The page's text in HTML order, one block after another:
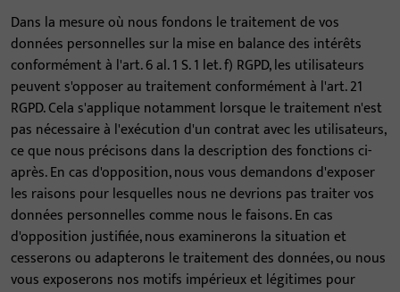
Dans la mesure où nous fondons le traitement de vos
données personnelles sur la mise en balance des intérêts
conformément à l'art. 6 al. 1 S. 1 let. f) RGPD, les utilisateurs
peuvent s'opposer au traitement conformément à l'art. 21
RGPD. Cela s'applique notamment lorsque le traitement n'est
pas nécessaire à l'exécution d'un contrat avec les utilisateurs,
ce que nous précisons dans la description des fonctions ci-
après. En cas d'opposition, nous vous demandons d'exposer
les raisons pour lesquelles nous ne devrions pas traiter vos
données personnelles comme nous le faisons. En cas
d'opposition justifiée, nous examinerons la situation et
cesserons ou adapterons le traitement des données, ou nous
vous exposerons nos motifs impérieux et légitimes pour